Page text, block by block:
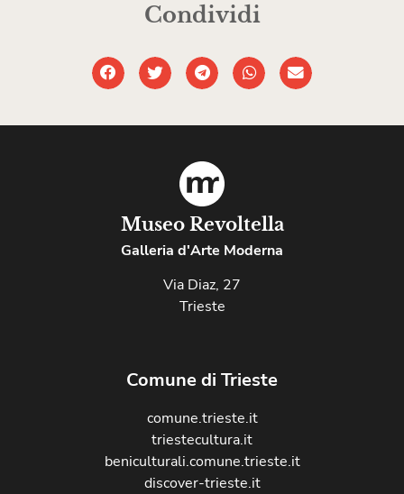
Condividi
Museo Revoltella
Galleria d'Arte Moderna
Via Diaz, 27
Trieste
Comune di Trieste
comune.trieste.it
triestecultura.it
beniculturali.comune.trieste.it
discover-trieste.it